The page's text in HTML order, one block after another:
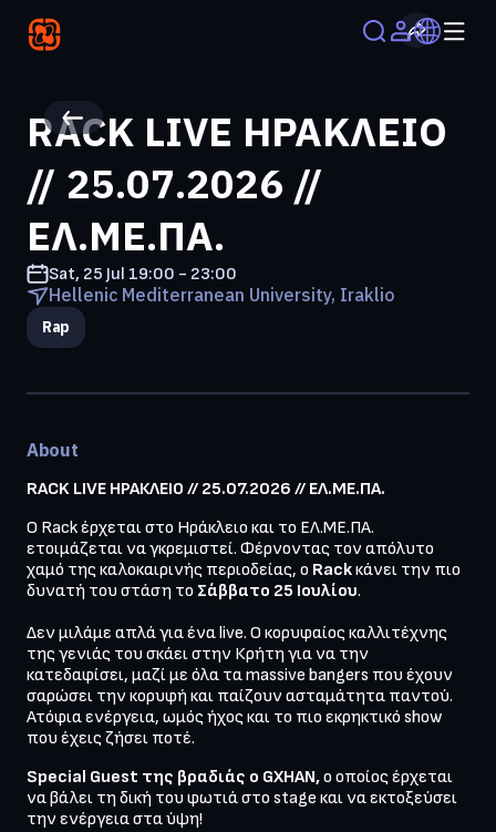
RACK LIVE ΗΡΑΚΛΕΙΟ
// 25.07.2026 //
ΕΛ.ΜΕ.ΠΑ.
Sat, 25 Jul 19:00 - 23:00
Hellenic Mediterranean University, Iraklio
Rap
About
RACK LIVE ΗΡΑΚΛΕΙΟ // 25.07.2026 // ΕΛ.ΜΕ.ΠΑ.
Ο Rack έρχεται στο Ηράκλειο και το ΕΛ.ΜΕ.ΠΑ.
ετοιμάζεται να γκρεμιστεί. Φέρνοντας τον απόλυτο
χαμό της καλοκαιρινής περιοδείας, ο Rack κάνει την πιο
δυνατή του στάση το Σάββατο 25 Ιουλίου.
Δεν μιλάμε απλά για ένα live. Ο κορυφαίος καλλιτέχνης
της γενιάς του σκάει στην Κρήτη για να την
κατεδαφίσει, μαζί με όλα τα massive bangers που έχουν
σαρώσει την κορυφή και παίζουν ασταμάτητα παντού.
Ατόφια ενέργεια, ωμός ήχος και το πιο εκρηκτικό show
που έχεις ζήσει ποτέ.
Special Guest της βραδιάς ο GXHAN, ο οποίος έρχεται
να βάλει τη δική του φωτιά στο stage και να εκτοξεύσει
την ενέργεια στα ύψη!